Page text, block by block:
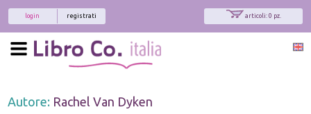
articoli: 0 pz.
registrati
login
Autore: Rachel Van Dyken